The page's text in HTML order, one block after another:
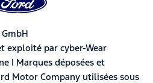
exploité par cyber-Wear
| Marques déposées et
Motor Company utilisées sous